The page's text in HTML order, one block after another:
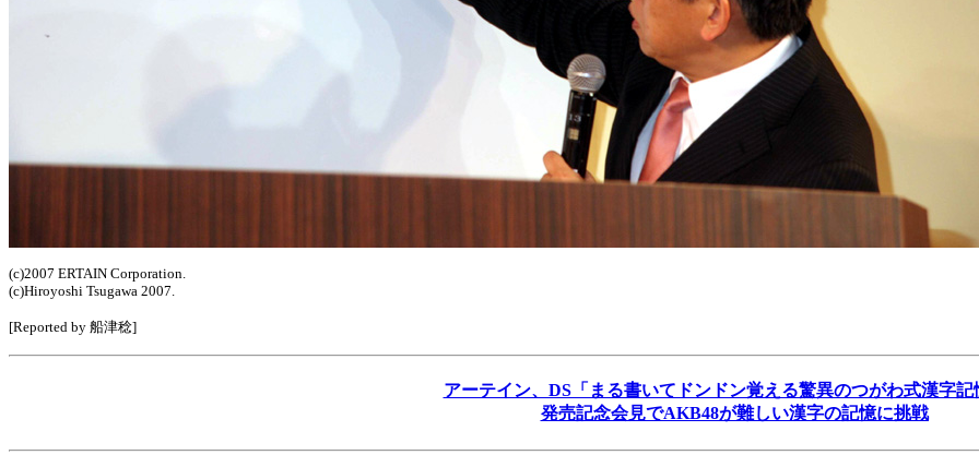
(c)2007 ERTAIN Corporation.
(c)Hiroyoshi Tsugawa 2007.
[Reported by 船津稔]
アーテイン、DS「まる書いてドンドン覚える驚異のつがわ式漢字記
発売記念会見でAKB48が難しい漢字の記憶に挑戦